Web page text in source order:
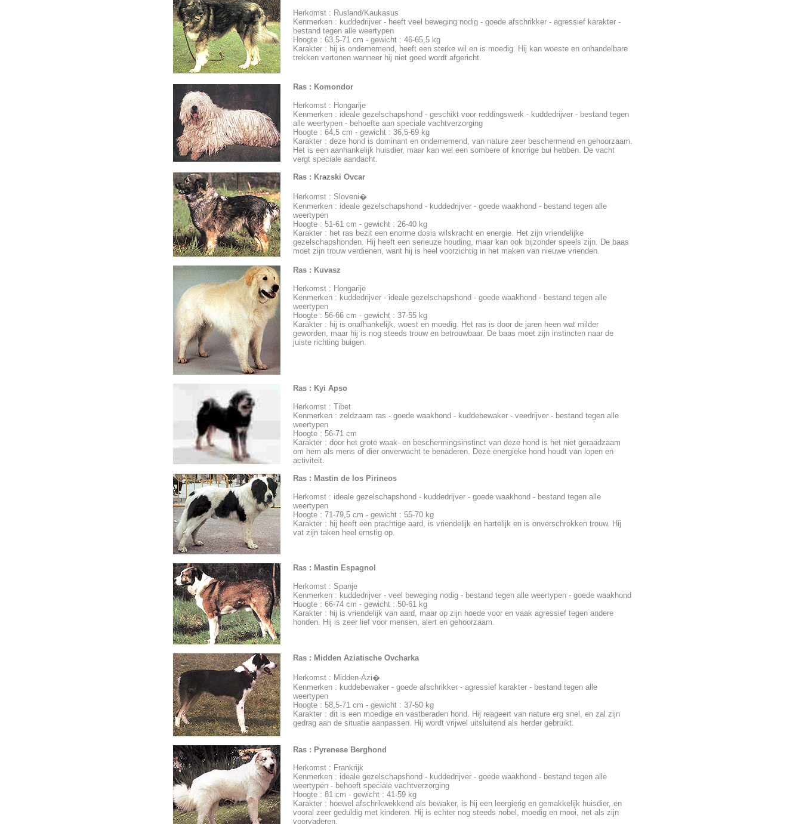
Herkomst : Rusland/Kaukasus
Kenmerken : kuddedrijver - heeft veel beweging nodig - goede afschrikker - agressief karakter -
bestand tegen alle weertypen
Hoogte : 63,5-71 cm - gewicht : 46-65,5 kg
Karakter : hij is ondernemend, heeft een sterke wil en is moedig. Hij kan woeste en onhandelbare
trekken vertonen wanneer hij niet goed wordt afgericht.
Ras : Komondor
Herkomst : Hongarije
Kenmerken : ideale gezelschapshond - geschikt voor reddingswerk - kuddedrijver - bestand tegen
alle weertypen - behoefte aan speciale vachtverzorging
Hoogte : 64,5 cm - gewicht : 36,5-69 kg
Karakter : deze hond is dominant en ondernemend, van nature zeer beschermend en gehoorzaam.
Het is een aanhankelijk huisdier, maar kan wel een sombere of knorrige bui hebben. De vacht
vergt speciale aandacht.
Ras : Krazski Ovcar
Herkomst : Sloveni�
Kenmerken : ideale gezelschapshond - kuddedrijver - goede waakhond - bestand tegen alle
weertypen
Hoogte : 51-61 cm - gewicht : 26-40 kg
Karakter : het ras bezit een enorme dosis wilskracht en energie. Het zijn vriendelijke
gezelschapshonden. Hij heeft een serieuze houding, maar kan ook bijzonder speels zijn. De baas
moet zijn trouw verdienen, want hij is heel voorzichtig in het maken van nieuwe vrienden.
Ras : Kuvasz
Herkomst : Hongarije
Kenmerken : kuddedrijver - ideale gezelschapshond - goede waakhond - bestand tegen alle
weertypen
Hoogte : 56-66 cm - gewicht : 37-55 kg
Karakter : hij is onafhankelijk, woest en moedig. Het ras is door de jaren heen wat milder
geworden, maar hij is nog steeds trouw en betrouwbaar. De baas moet zijn instincten naar de
juiste richting buigen.
Ras : Kyi Apso
Herkomst : Tibet
Kenmerken : zeldzaam ras - goede waakhond - kuddebewaker - veedrijver - bestand tegen alle
weertypen
Hoogte : 56-71 cm
Karakter : door het grote waak- en beschermingsinstinct van deze hond is het niet geraadzaam
om hem als mens of dier onverwacht te benaderen. Deze energieke hond houdt van lopen en
activiteit.
Ras : Mastin de los Pirineos
Herkomst : ideale gezelschapshond - kuddedrijver - goede waakhond - bestand tegen alle
weertypen
Hoogte : 71-79,5 cm - gewicht : 55-70 kg
Karakter : hij heeft een prachtige aard, is vriendelijk en hartelijk en is onverschrokken trouw. Hij
vat zijn taken heel ernstig op.
Ras : Mastin Espagnol
Herkomst : Spanje
Kenmerken : kuddedrijver - veel beweging nodig - bestand tegen alle weertypen - goede waakhond
Hoogte : 66-74 cm - gewicht : 50-61 kg
Karakter : hij is vriendelijk van aard, maar op zijn hoede voor en vaak agressief tegen andere
honden. Hij is zeer lief voor mensen, alert en gehoorzaam.
Ras : Midden Aziatische Ovcharka
Herkomst : Midden-Azi�
Kenmerken : kuddebewaker - goede afschrikker - agressief karakter - bestand tegen alle
weertypen
Hoogte : 58,5-71 cm - gewicht : 37-50 kg
Karakter : dit is een moedige en vastberaden hond. Hij reageert van nature erg snel, en zal zijn
gedrag aan de situatie aanpassen. Hij wordt vrijwel uitsluitend als herder gebruikt.
Ras : Pyrenese Berghond
Herkomst : Frankrijk
Kenmerken : ideale gezelschapshond - kuddedrijver - goede waakhond - bestand tegen alle
weertypen - behoeft speciale vachtverzorging
Hoogte : 81 cm - gewicht : 41-59 kg
Karakter : hoewel afschrikwekkend als bewaker, is hij een leergierig en gemakkelijk huisdier, en
vooral zeer geduldig met kinderen. Hij is echter nog steeds nobel, moedig en mooi, net als zijn
voorvaderen.